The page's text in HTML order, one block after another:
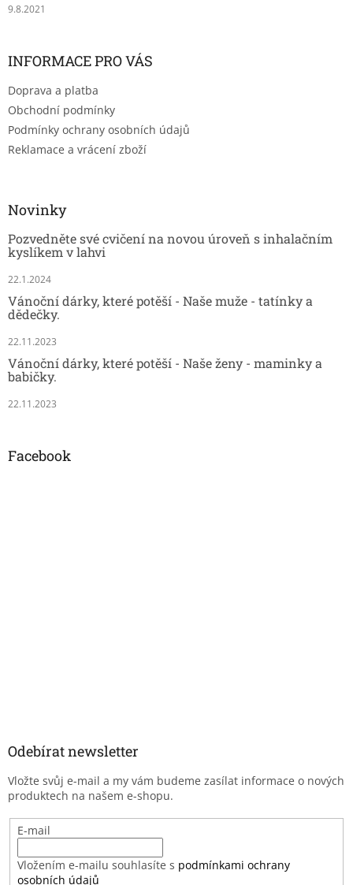
9.8.2021
INFORMACE PRO VÁS
Doprava a platba
Obchodní podmínky
Podmínky ochrany osobních údajů
Reklamace a vrácení zboží
Novinky
Pozvedněte své cvičení na novou úroveň s inhalačním
kyslíkem v lahvi
22.1.2024
Vánoční dárky, které potěší - Naše muže - tatínky a
dědečky.
22.11.2023
Vánoční dárky, které potěší - Naše ženy - maminky a
babičky.
22.11.2023
Facebook
Odebírat newsletter
Vložte svůj e-mail a my vám budeme zasílat informace o nových
produktech na našem e-shopu.
E-mail
Vložením e-mailu souhlasíte s podmínkami ochrany
osobních údajů